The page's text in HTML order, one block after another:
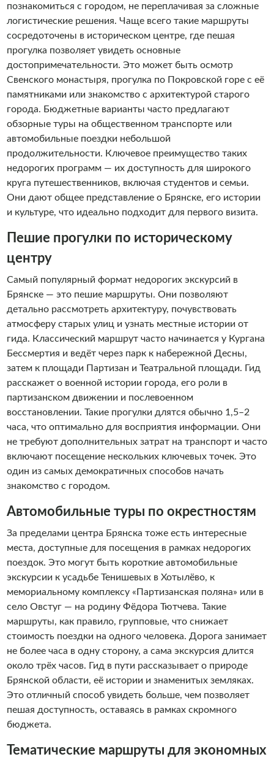
новогодних игрушек» на Карачевскую фабрику елочных
игрушек, который занял первое место во Всероссийском
туристическом конкурсе «Маршруты России». Гид на
международном Форуме-Выставке «Россия» на ВДНХ.
Один из соавторов книги «Проводники смыслов.
Перезагрузка» о форуме «Россия». Победитель
Международного туристического конкурса «Проводники
смыслов: экскурсоводы Победы». Награжден медалью
«За заслуги в культуре и искусстве».
познакомиться с городом, не переплачивая за сложные
логистические решения. Чаще всего такие маршруты
сосредоточены в историческом центре, где пешая
прогулка позволяет увидеть основные
достопримечательности. Это может быть осмотр
Свенского монастыря, прогулка по Покровской горе с её
памятниками или знакомство с архитектурой старого
города. Бюджетные варианты часто предлагают
обзорные туры на общественном транспорте или
автомобильные поездки небольшой
продолжительности. Ключевое преимущество таких
недорогих программ — их доступность для широкого
круга путешественников, включая студентов и семьи.
Они дают общее представление о Брянске, его истории
и культуре, что идеально подходит для первого визита.
Пешие прогулки по историческому
центру
Самый популярный формат недорогих экскурсий в
Брянске — это пешие маршруты. Они позволяют
детально рассмотреть архитектуру, почувствовать
атмосферу старых улиц и узнать местные истории от
гида. Классический маршрут часто начинается у Кургана
Бессмертия и ведёт через парк к набережной Десны,
затем к площади Партизан и Театральной площади. Гид
расскажет о военной истории города, его роли в
партизанском движении и послевоенном
восстановлении. Такие прогулки длятся обычно 1,5–2
часа, что оптимально для восприятия информации. Они
не требуют дополнительных затрат на транспорт и часто
включают посещение нескольких ключевых точек. Это
один из самых демократичных способов начать
знакомство с городом.
Автомобильные туры по окрестностям
За пределами центра Брянска тоже есть интересные
места, доступные для посещения в рамках недорогих
поездок. Это могут быть короткие автомобильные
экскурсии к усадьбе Тенишевых в Хотылёво, к
мемориальному комплексу «Партизанская поляна» или в
село Овстуг — на родину Фёдора Тютчева. Такие
маршруты, как правило, групповые, что снижает
стоимость поездки на одного человека. Дорога занимает
не более часа в одну сторону, а сама экскурсия длится
около трёх часов. Гид в пути рассказывает о природе
Брянской области, её истории и знаменитых земляках.
Это отличный способ увидеть больше, чем позволяет
пешая доступность, оставаясь в рамках скромного
бюджета.
Тематические маршруты для экономных